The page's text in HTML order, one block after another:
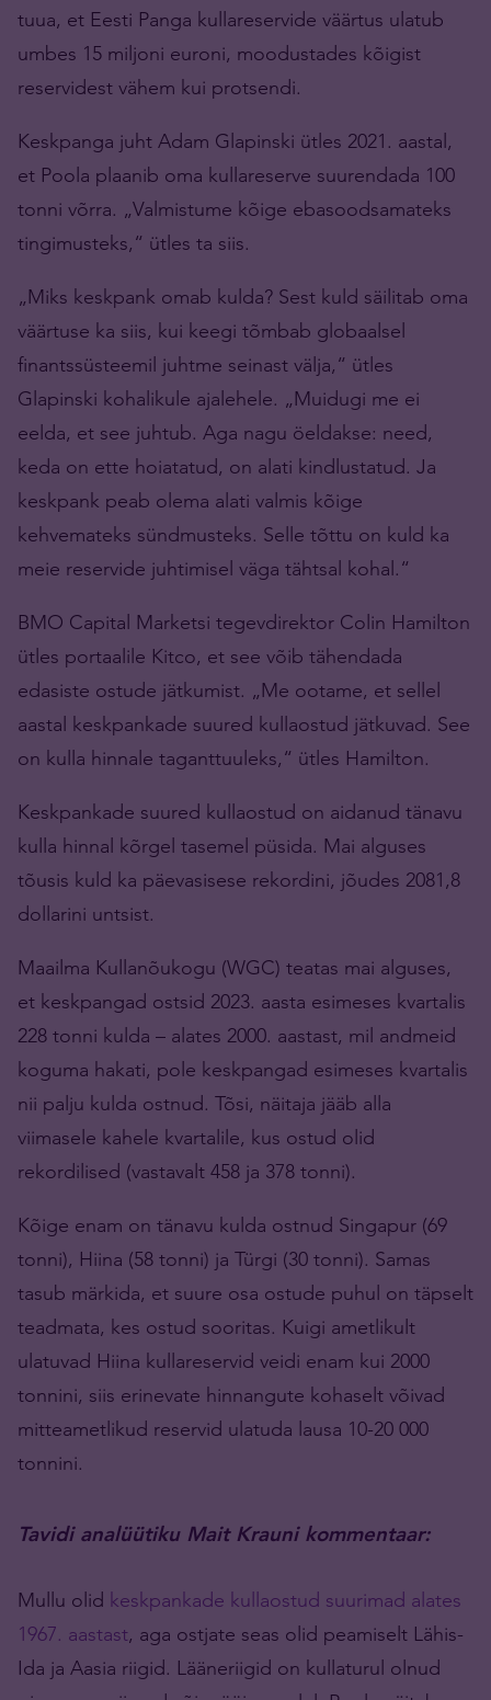
tuua, et Eesti Panga kullareservide väärtus ulatub
umbes 15 miljoni euroni, moodustades kõigist
reservidest vähem kui protsendi.
Keskpanga juht Adam Glapinski ütles 2021. aastal,
et Poola plaanib oma kullareserve suurendada 100
tonni võrra. „Valmistume kõige ebasoodsamateks
tingimusteks,“ ütles ta siis.
„Miks keskpank omab kulda? Sest kuld säilitab oma
väärtuse ka siis, kui keegi tõmbab globaalsel
finantssüsteemil juhtme seinast välja,“ ütles
Glapinski kohalikule ajalehele. „Muidugi me ei
eelda, et see juhtub. Aga nagu öeldakse: need,
keda on ette hoiatatud, on alati kindlustatud. Ja
keskpank peab olema alati valmis kõige
kehvemateks sündmusteks. Selle tõttu on kuld ka
meie reservide juhtimisel väga tähtsal kohal.“
BMO Capital Marketsi tegevdirektor Colin Hamilton
ütles portaalile Kitco, et see võib tähendada
edasiste ostude jätkumist. „Me ootame, et sellel
aastal keskpankade suured kullaostud jätkuvad. See
on kulla hinnale taganttuuleks,“ ütles Hamilton.
Keskpankade suured kullaostud on aidanud tänavu
kulla hinnal kõrgel tasemel püsida. Mai alguses
tõusis kuld ka päevasisese rekordini, jõudes 2081,8
dollarini untsist.
Maailma Kullanõukogu (WGC) teatas mai alguses,
et keskpangad ostsid 2023. aasta esimeses kvartalis
228 tonni kulda – alates 2000. aastast, mil andmeid
koguma hakati, pole keskpangad esimeses kvartalis
nii palju kulda ostnud. Tõsi, näitaja jääb alla
viimasele kahele kvartalile, kus ostud olid
rekordilised (vastavalt 458 ja 378 tonni).
Kõige enam on tänavu kulda ostnud Singapur (69
tonni), Hiina (58 tonni) ja Türgi (30 tonni). Samas
tasub märkida, et suure osa ostude puhul on täpselt
teadmata, kes ostud sooritas. Kuigi ametlikult
ulatuvad Hiina kullareservid veidi enam kui 2000
tonnini, siis erinevate hinnangute kohaselt võivad
mitteametlikud reservid ulatuda lausa 10-20 000
tonnini.
Tavidi analüütiku Mait Krauni kommentaar:
Mullu olid keskpankade kullaostud suurimad alates
1967. aastast, aga ostjate seas olid peamiselt Lähis-
Ida ja Aasia riigid. Lääneriigid on kullaturul olnud